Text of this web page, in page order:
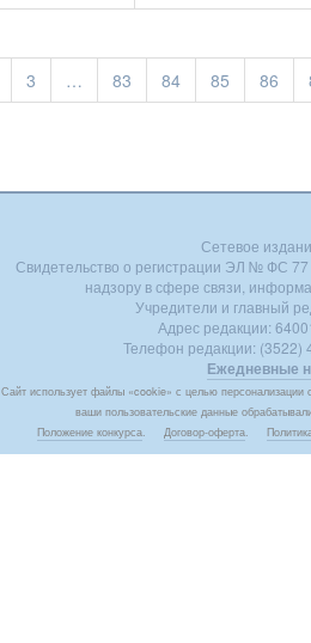
3 … 83 84 85 86
Сетевое
Свидетельство о регистрации ЭЛ № ФС
надзору в сфере связи,
Учредители и главный
Адрес редакции:
Телефон редакции: (3522)
Ежедневные
Сайт использует файлы «cookie» с целью
ваши пользовательские данные
Положение конкурса. Договор-оферта.